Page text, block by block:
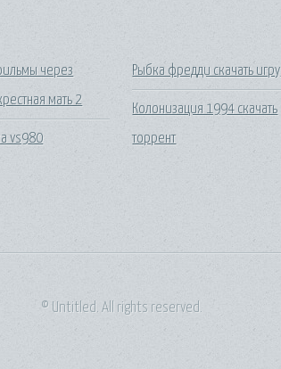
через
мать 2
vs980
Рыбка фредди скачать игру
Колонизация 1994 скачать
торрент
© Untitled. All rights reserved.